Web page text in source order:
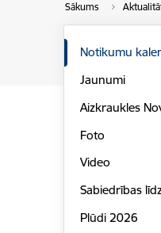
Sākums
Notikumu
Jaunumi
Aizkraukles
Foto
Video
Sabiedrības
Plūdi 2026